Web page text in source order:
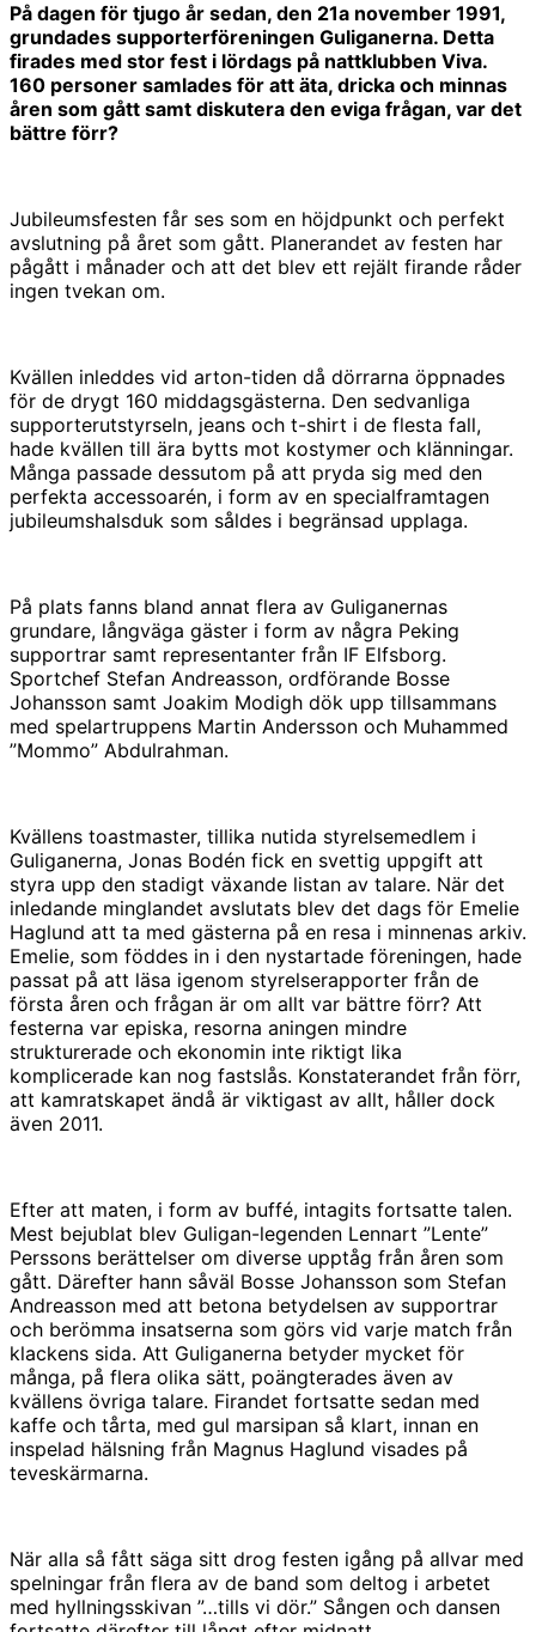
På dagen för tjugo år sedan, den 21a november 1991,
grundades supporterföreningen Guliganerna. Detta
firades med stor fest i lördags på nattklubben Viva.
160 personer samlades för att äta, dricka och minnas
åren som gått samt diskutera den eviga frågan, var det
bättre förr?
Jubileumsfesten får ses som en höjdpunkt och perfekt
avslutning på året som gått. Planerandet av festen har
pågått i månader och att det blev ett rejält firande råder
ingen tvekan om.
Kvällen inleddes vid arton-tiden då dörrarna öppnades
för de drygt 160 middagsgästerna. Den sedvanliga
supporterutstyrseln, jeans och t-shirt i de flesta fall,
hade kvällen till ära bytts mot kostymer och klänningar.
Många passade dessutom på att pryda sig med den
perfekta accessoarén, i form av en specialframtagen
jubileumshalsduk som såldes i begränsad upplaga.
På plats fanns bland annat flera av Guliganernas
grundare, långväga gäster i form av några Peking
supportrar samt representanter från IF Elfsborg.
Sportchef Stefan Andreasson, ordförande Bosse
Johansson samt Joakim Modigh dök upp tillsammans
med spelartruppens Martin Andersson och Muhammed
”Mommo” Abdulrahman.
Kvällens toastmaster, tillika nutida styrelsemedlem i
Guliganerna, Jonas Bodén fick en svettig uppgift att
styra upp den stadigt växande listan av talare. När det
inledande minglandet avslutats blev det dags för Emelie
Haglund att ta med gästerna på en resa i minnenas arkiv.
Emelie, som föddes in i den nystartade föreningen, hade
passat på att läsa igenom styrelserapporter från de
första åren och frågan är om allt var bättre förr? Att
festerna var episka, resorna aningen mindre
strukturerade och ekonomin inte riktigt lika
komplicerade kan nog fastslås. Konstaterandet från förr,
att kamratskapet ändå är viktigast av allt, håller dock
även 2011.
Efter att maten, i form av buffé, intagits fortsatte talen.
Mest bejublat blev Guligan-legenden Lennart ”Lente”
Perssons berättelser om diverse upptåg från åren som
gått. Därefter hann såväl Bosse Johansson som Stefan
Andreasson med att betona betydelsen av supportrar
och berömma insatserna som görs vid varje match från
klackens sida. Att Guliganerna betyder mycket för
många, på flera olika sätt, poängterades även av
kvällens övriga talare. Firandet fortsatte sedan med
kaffe och tårta, med gul marsipan så klart, innan en
inspelad hälsning från Magnus Haglund visades på
teveskärmarna.
När alla så fått säga sitt drog festen igång på allvar med
spelningar från flera av de band som deltog i arbetet
med hyllningsskivan ”…tills vi dör.” Sången och dansen